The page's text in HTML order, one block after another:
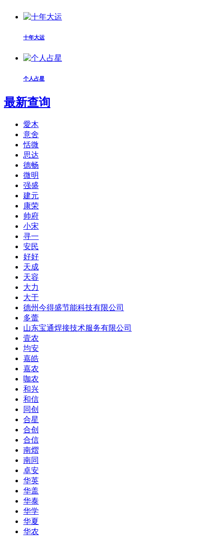
十年大运
个人占星
最新查询
愛木
意舍
恬微
思达
德畅
微明
强盛
建元
康荣
帅府
小宋
寻一
安民
好好
天成
天容
大力
大于
德州今得盛节能科技有限公司
多蕾
山东宝通焊接技术服务有限公司
壹农
均安
嘉皓
嘉农
咖农
和兴
和信
同创
合星
合创
合信
南熠
南同
卓安
华英
华盖
华泰
华学
华夏
华农